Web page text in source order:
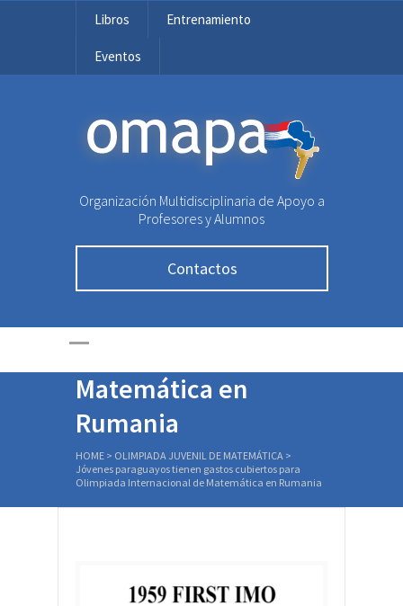
Libros Entrenamiento
Eventos
OMAPA
Organización Multidisciplinaria de Apoyo a
Profesores y Alumnos
Contactos
Jóvenes paraguayos
tienen gastos
cubiertos para
Olimpiada
Internacional de
Matemática en
Rumania
HOME > OLIMPIADA JUVENIL DE MATEMÁTICA >
Jóvenes paraguayos tienen gastos cubiertos para
Olimpiada Internacional de Matemática en Rumania